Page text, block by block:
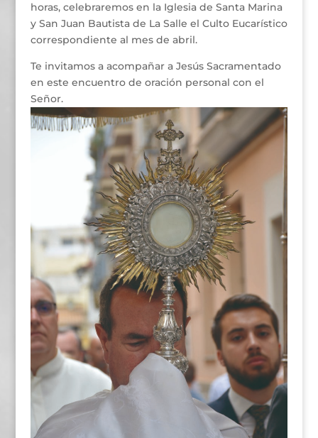
horas, celebraremos en la Iglesia de Santa Marina
y San Juan Bautista de La Salle el Culto Eucarístico
correspondiente al mes de abril.
Te invitamos a acompañar a Jesús Sacramentado
en este encuentro de oración personal con el
Señor.